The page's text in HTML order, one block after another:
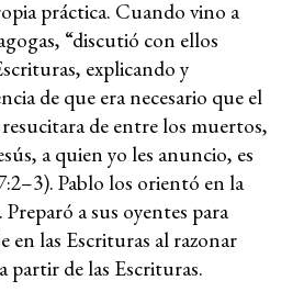
práctica. Cuando vino a
“discutió con ellos
explicando y
de que era necesario que el
de entre los muertos,
a quien yo les anuncio, es
Pablo los orientó en la
a sus oyentes para
en las Escrituras al razonar
partir de las Escrituras.